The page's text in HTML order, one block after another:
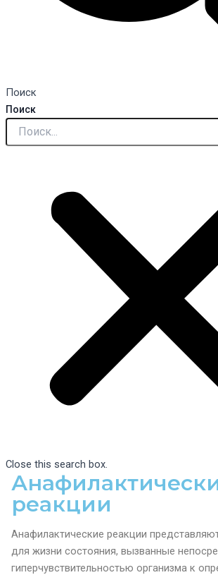
Поиск
Поиск
Close this search box.
реакции
Анафилактические реакции
для жизни состояния, вызванные
гиперчувствительностью организма к